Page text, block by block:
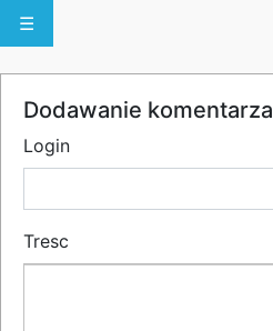
☰
Dodawanie komentarza
Login
Tresc